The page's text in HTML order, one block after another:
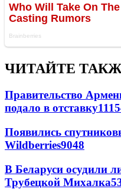
ЧИТАЙТЕ
Правительство
подало в отставку
Появились
Wildberries9048
В Беларуси осудили
Трубецкой Михалка